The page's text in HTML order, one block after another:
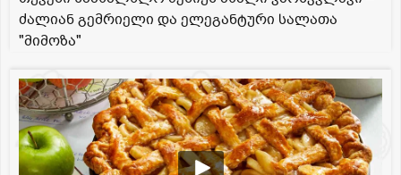
ძალიან გემრიელი და ელეგანტური სალათა
"მიმოზა"